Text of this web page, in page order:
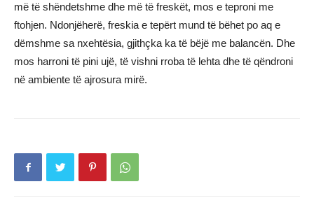
më të shëndetshme dhe më të freskët, mos e teproni me
ftohjen. Ndonjëherë, freskia e tepërt mund të bëhet po aq e
dëmshme sa nxehtësia, gjithçka ka të bëjë me balancën. Dhe
mos harroni të pini ujë, të vishni rroba të lehta dhe të qëndroni
në ambiente të ajrosura mirë.